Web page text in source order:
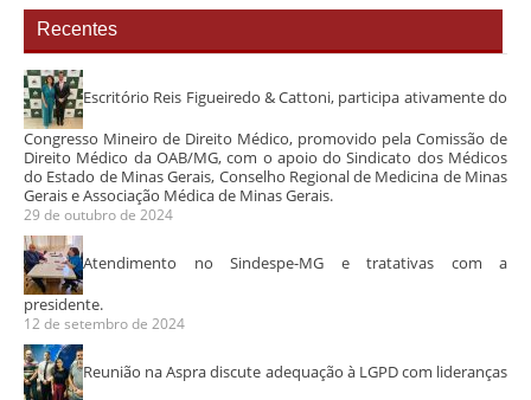
Recentes
Escritório Reis Figueiredo & Cattoni, participa ativamente do
Congresso Mineiro de Direito Médico, promovido pela Comissão de
Direito Médico da OAB/MG, com o apoio do Sindicato dos Médicos
do Estado de Minas Gerais, Conselho Regional de Medicina de Minas
Gerais e Associação Médica de Minas Gerais.
29 de outubro de 2024
Atendimento no Sindespe-MG e tratativas com a
presidente.
12 de setembro de 2024
Reunião na Aspra discute adequação à LGPD com lideranças